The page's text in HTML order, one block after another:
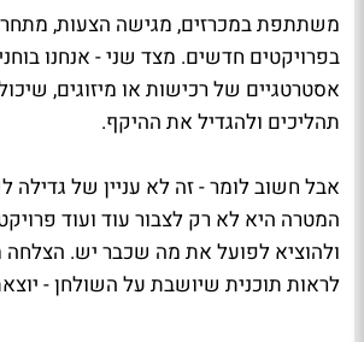
משתתפת במכרזים, מגישה הצעות,
בפרויקטים חדשים. מצד שני - אנחנו
אסטרטגיים של רכישות או מיזוגים,
תהליכים ולהגדיל את ההיקף.
אבל חשוב לומר - זה לא עניין של גדילה
המטרה היא לא רק לצבור עוד ועוד
ולהוציא לפועל את מה שכבר יש. הצלחה
לראות תוכנית שיושבת על השולחן -